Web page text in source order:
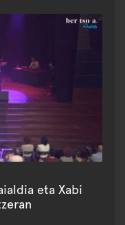
eta Xabi